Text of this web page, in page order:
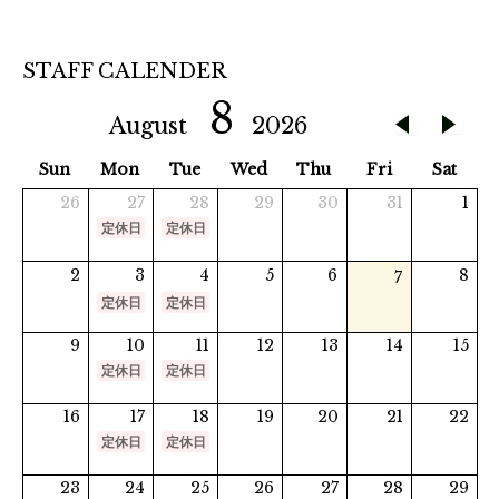
STAFF CALENDER
August 8 2026
Sun Mon Tue Wed Thu Fri
Sat
26
27 28 29 30 31 1
定休日 定休日
2 3 4 5 6 7 8
定休日 定休日
9 10 11 12 13 14 15
定休日 定休日
16 17 18 19 20 21 22
定休日 定休日
23 24 25 26 27 28 29